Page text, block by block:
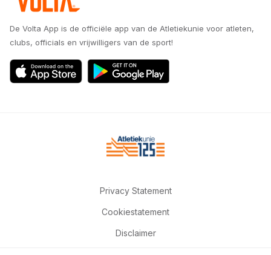
De Volta App is de officiële app van de Atletiekunie voor atleten,
clubs, officials en vrijwilligers van de sport!
Privacy Statement
Cookiestatement
Disclaimer